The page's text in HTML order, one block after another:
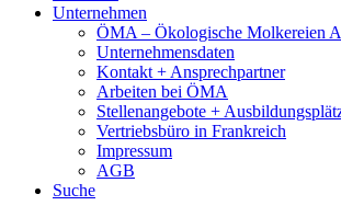
Unternehmen
ÖMA – Ökologische Molkereien
Unternehmensdaten
Kontakt + Ansprechpartner
Arbeiten bei ÖMA
Stellenangebote +
Vertriebsbüro in Frankreich
Impressum
AGB
Suche